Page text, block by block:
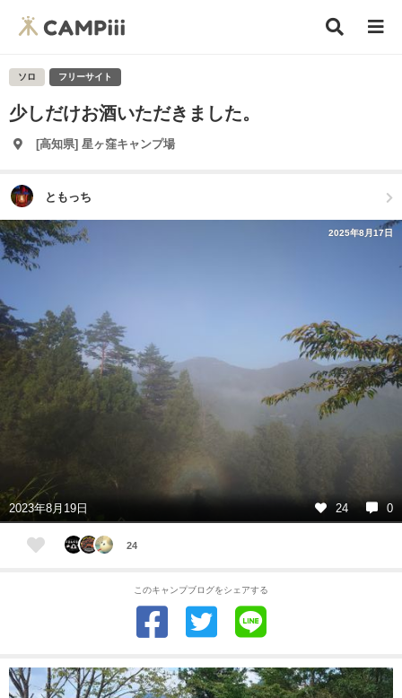
ソロ フリーサイト
少しだけお酒いただきました。
[高知県] 星ヶ窪キャンプ場
ともっち
2025年8月17日
2023年8月19日 24 0
24
このキャンプブログをシェアする